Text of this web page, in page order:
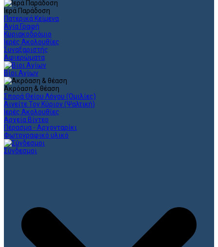
Ιερά Παράδοση
Πατερικά Κείμενα
Αγία Γραφή
Κυριακοδρόμιο
Ιερές Ακολουθίες
Συναξαριστής
Αφιερώματα
Βίοι Αγίων
Ακρόαση & θέαση
Σπορά Θείου Λόγου (Ομιλίες)
Αινείτε Τον Κύριον (Ψαλτική)
Ιερές Ακολουθίες
Αρχεία Βίντεο
Πέρασμα - Αρχονταρίκι
Φωτογραφικό υλικό
Σύνδεσμοι